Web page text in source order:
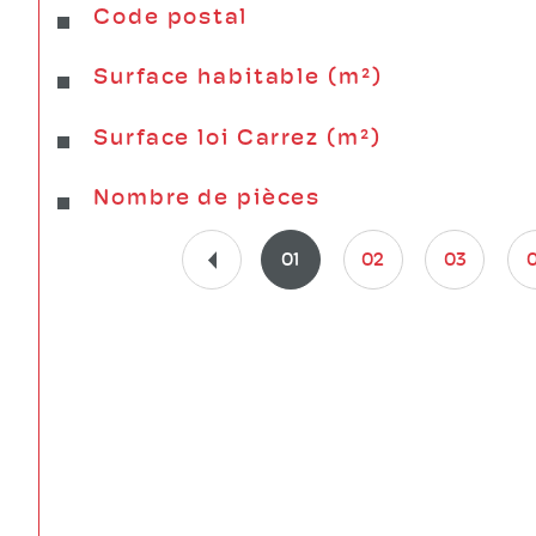
Caractéristiques Valeurs
Code postal
Surface habitable (m²)
Surface loi Carrez (m²)
Nombre de pièces
01 02 03